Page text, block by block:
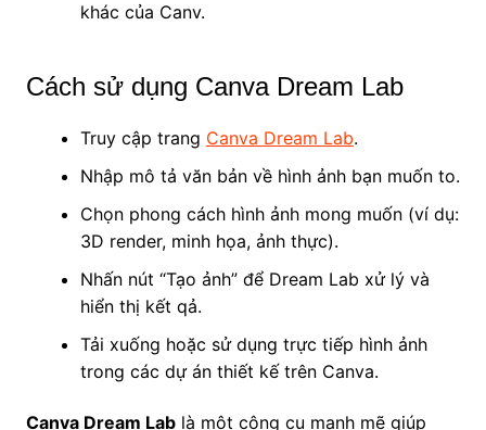
khác của Canv.
Cách sử dụng Canva Dream Lab
Truy cập trang Canva Dream Lab.
Nhập mô tả văn bản về hình ảnh bạn muốn to.
Chọn phong cách hình ảnh mong muốn (ví dụ:
3D render, minh họa, ảnh thực).
Nhấn nút “Tạo ảnh” để Dream Lab xử lý và
hiển thị kết qả.
Tải xuống hoặc sử dụng trực tiếp hình ảnh
trong các dự án thiết kế trên Canva.
Canva Dream Lablà một công cụ mạnh mẽ giúp